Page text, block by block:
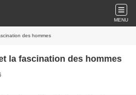
MENU
des hommes
la fascination des hommes